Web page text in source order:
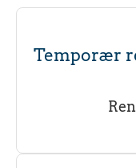
Temporær